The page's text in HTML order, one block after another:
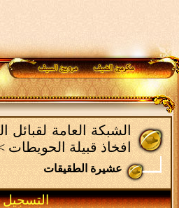
الشبكة العامة
افخاذ قبيلة الحويطات
عشيرة الطقيقات
التسجيل